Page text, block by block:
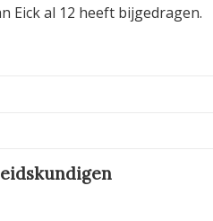
Eickal 12 heeft bijgedragen.